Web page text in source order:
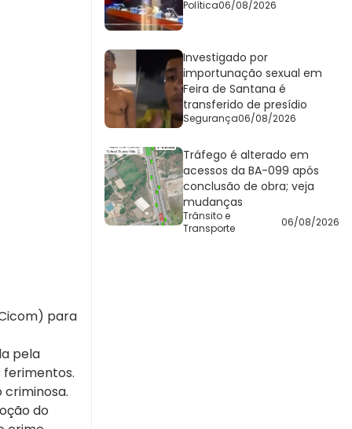
para
pela
ferimentos.
do
Política06/08/2026
Investigado por
importunação sexual em
Feira de Santana é
transferido de presídio
Segurança06/08/2026
Tráfego é alterado em
acessos da BA-099 após
conclusão de obra; veja
mudanças
Trânsito e
Transporte
06/08/2026